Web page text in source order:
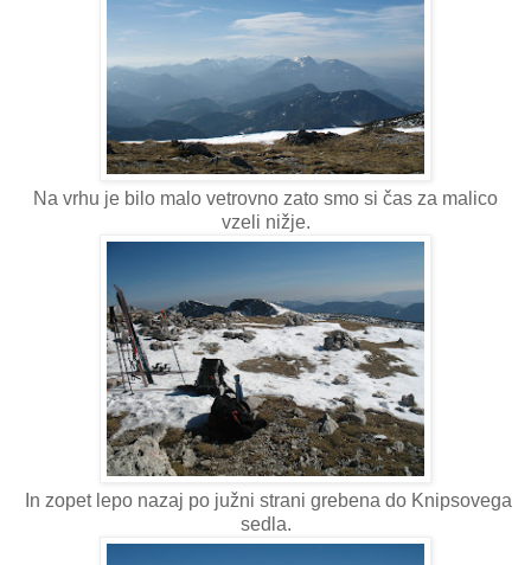
Na vrhu je bilo malo vetrovno zato smo si čas za malico
vzeli nižje.
In zopet lepo nazaj po južni strani grebena do Knipsovega
sedla.